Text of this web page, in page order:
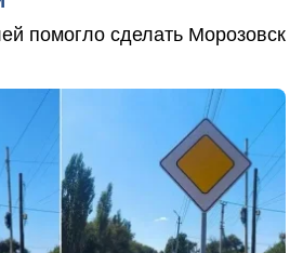
помогло сделать Морозовск